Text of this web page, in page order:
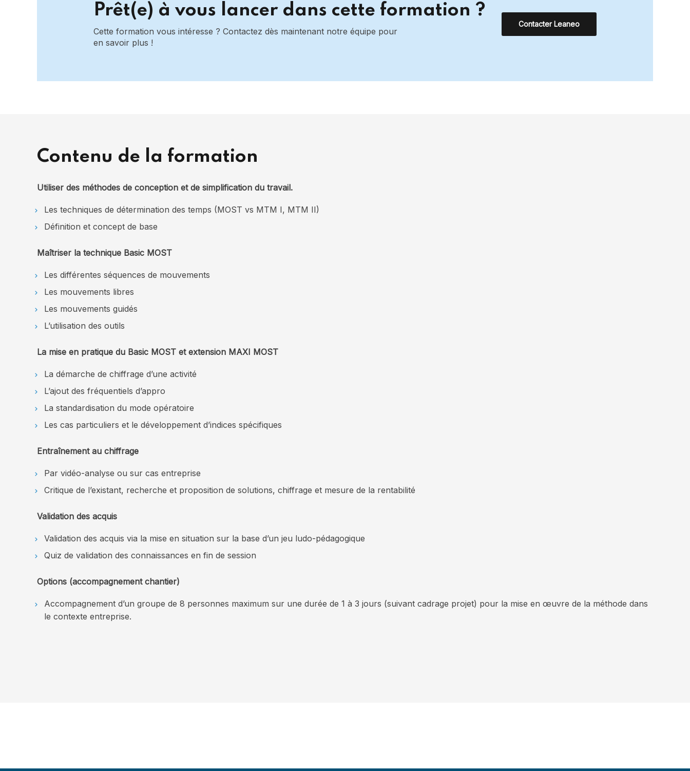
Prêt(e) à vous lancer dans cette formation ?
Cette formation vous intéresse ? Contactez dès maintenant notre équipe pour
en savoir plus !
Contacter Leaneo
Contenu de la formation
Utiliser des méthodes de conception et de simplification du travail.
Les techniques de détermination des temps (MOST vs MTM I, MTM II)
Définition et concept de base
Maîtriser la technique Basic MOST
Les différentes séquences de mouvements
Les mouvements libres
Les mouvements guidés
L’utilisation des outils
La mise en pratique du Basic MOST et extension MAXI MOST
La démarche de chiffrage d’une activité
L’ajout des fréquentiels d’appro
La standardisation du mode opératoire
Les cas particuliers et le développement d’indices spécifiques
Entraînement au chiffrage
Par vidéo-analyse ou sur cas entreprise
Critique de l’existant, recherche et proposition de solutions, chiffrage et mesure de la rentabilité
Validation des acquis
Validation des acquis via la mise en situation sur la base d’un jeu ludo-pédagogique
Quiz de validation des connaissances en fin de session
Options (accompagnement chantier)
Accompagnement d’un groupe de 8 personnes maximum sur une durée de 1 à 3 jours (suivant cadrage projet) pour la mise en œuvre de la méthode dans
le contexte entreprise.